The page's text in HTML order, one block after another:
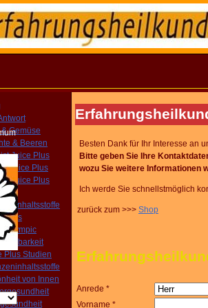
Gemüse
& Beeren
Juice Plus
ist Juice Plus
Juice Plus
Plus
Olympic
Plus Studien
von Innen
Besten Dank für Ihr Interesse an
Bitte geben Sie Ihre
wozu Sie weitere Informationen
Ich werde Sie schnellstmöglich
zurück zum >>> Shop
Anrede *
Vorname *